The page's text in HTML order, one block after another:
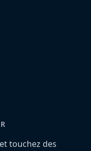
touchez des